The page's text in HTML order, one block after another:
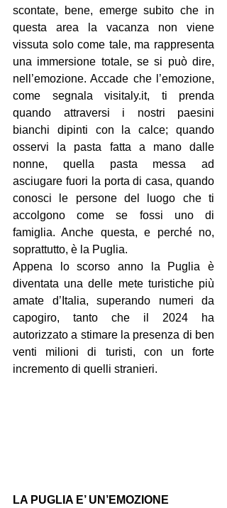
scontate, bene, emerge subito che in
questa area la vacanza non viene
vissuta solo come tale, ma rappresenta
una immersione totale, se si può dire,
nell’emozione. Accade che l’emozione,
come segnala visitaly.it, ti prenda
quando attraversi i nostri paesini
bianchi dipinti con la calce; quando
osservi la pasta fatta a mano dalle
nonne, quella pasta messa ad
asciugare fuori la porta di casa, quando
conosci le persone del luogo che ti
accolgono come se fossi uno di
famiglia. Anche questa, e perché no,
soprattutto, è la Puglia.
Appena lo scorso anno la Puglia è
diventata una delle mete turistiche più
amate d’Italia, superando numeri da
capogiro, tanto che il 2024 ha
autorizzato a stimare la presenza di ben
venti milioni di turisti, con un forte
incremento di quelli stranieri.
LA PUGLIA E’ UN’EMOZIONE